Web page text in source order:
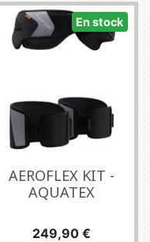
En stock
AEROFLEX KIT -
AQUATEX
Precio
249,90 €